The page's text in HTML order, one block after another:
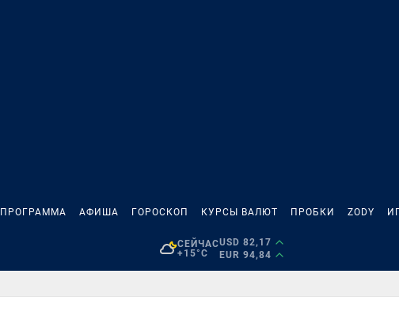
АФИША ГОРОСКОП КУРСЫ ВАЛЮТ ПРОБКИ ZODY
СЕЙЧАС
+15°C
USD 82,17
EUR 94,84